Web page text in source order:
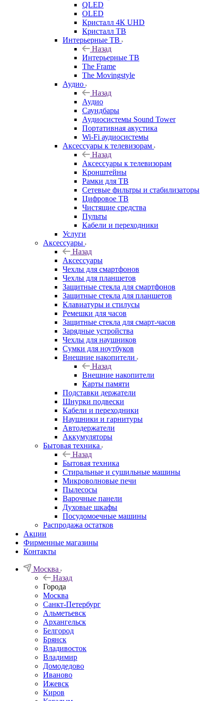
QLED
OLED
Кристалл 4К UHD
Кристалл ТВ
Интерьерные ТВ
Назад
Интерьерные ТВ
The Frame
The Movingstyle
Аудио
Назад
Аудио
Саундбары
Аудиосистемы Sound Tower
Портативная акустика
Wi-Fi аудиосистемы
Аксессуары к телевизорам
Назад
Аксессуары к телевизорам
Кронштейны
Рамки для ТВ
Сетевые фильтры и стабилизаторы
Цифровое ТВ
Чистящие средства
Пульты
Кабели и переходники
Услуги
Аксессуары
Назад
Аксессуары
Чехлы для смартфонов
Чехлы для планшетов
Защитные стекла для смартфонов
Защитные стекла для планшетов
Клавиатуры и стилусы
Ремешки для часов
Защитные стекла для смарт-часов
Зарядные устройства
Чехлы для наушников
Сумки для ноутбуков
Внешние накопители
Назад
Внешние накопители
Карты памяти
Подставки держатели
Шнурки подвески
Кабели и переходники
Наушники и гарнитуры
Автодержатели
Аккумуляторы
Бытовая техника
Назад
Бытовая техника
Стиральные и сушильные машины
Микроволновые печи
Пылесосы
Варочные панели
Духовые шкафы
Посудомоечные машины
Распродажа остатков
Акции
Фирменные магазины
Контакты
Москва
Назад
Города
Москва
Санкт-Петербург
Альметьевск
Архангельск
Белгород
Брянск
Владивосток
Владимир
Домодедово
Иваново
Ижевск
Киров